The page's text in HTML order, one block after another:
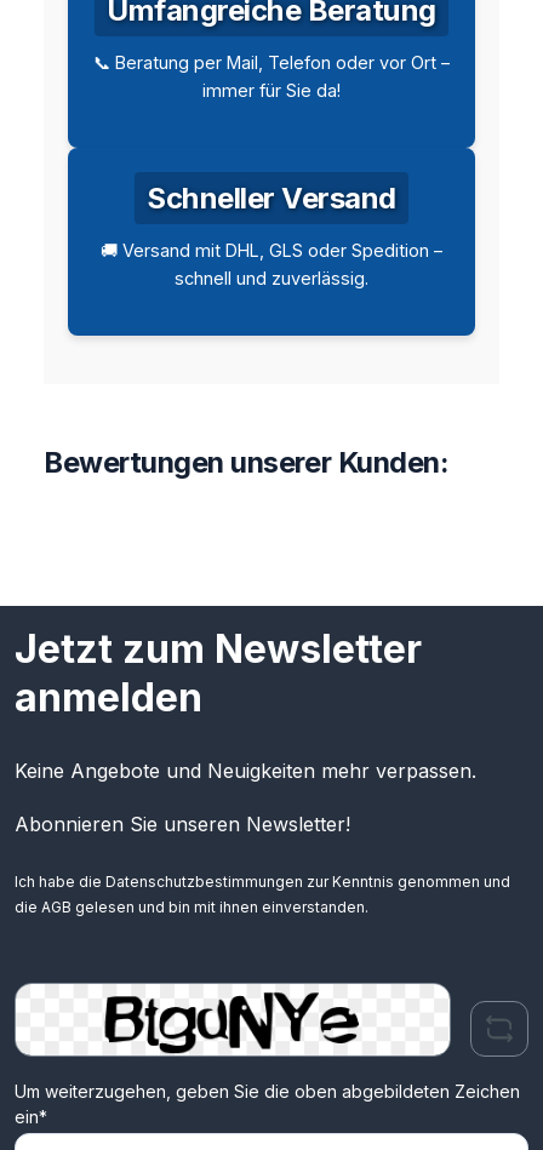
Umfangreiche Beratung
📞 Beratung per Mail, Telefon oder vor Ort –
immer für Sie da!
Schneller Versand
🚚 Versand mit DHL, GLS oder Spedition –
schnell und zuverlässig.
Bewertungen unserer Kunden:
Jetzt zum Newsletter
anmelden
Keine Angebote und Neuigkeiten mehr verpassen.
Abonnieren Sie unseren Newsletter!
Ich habe die Datenschutzbestimmungen zur Kenntnis genommen und
die AGB gelesen und bin mit ihnen einverstanden.
Um weiterzugehen, geben Sie die oben abgebildeten Zeichen
ein*